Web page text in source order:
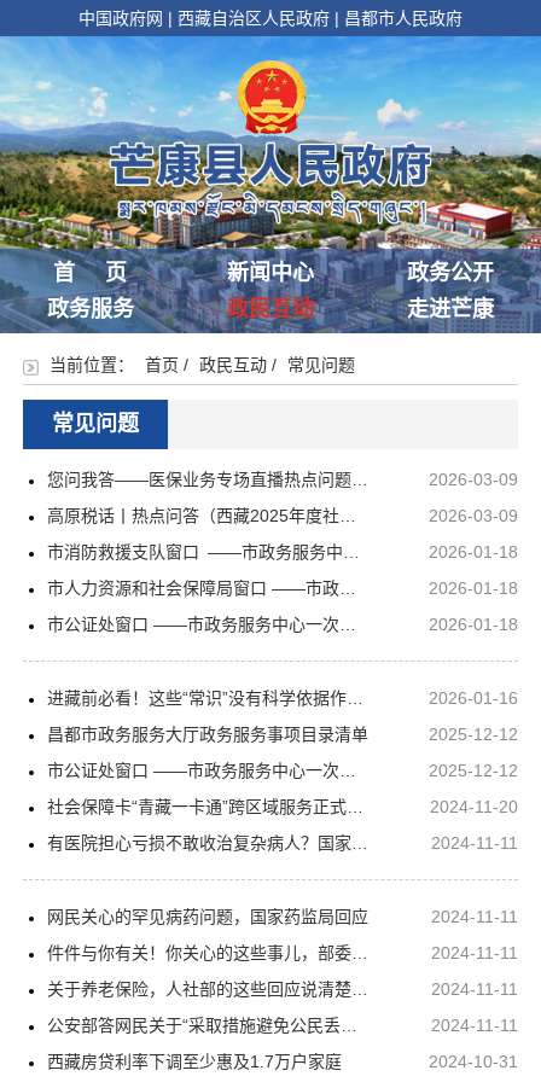
中国政府网 | 西藏自治区人民政府 | 昌都市人民政府
首 页 新闻中心
政务公开
政务服务
政民互动 走进芒康
当前位置： 首页 / 政民互动/ 常见问题
常见问题
您问我答——医保业务专场直播热点问题答疑
2026-03-09
高原税话丨热点问答（西藏2025年度社保费缴费相关问题）
2026-03-09
市消防救援支队窗口 ——市政务服务中心一次性告知单
2026-01-18
市人力资源和社会保障局窗口 ——市政务服务中心一次性告知单
2026-01-18
市公证处窗口 ——市政务服务中心一次性告知单
2026-01-18
进藏前必看！这些“常识”没有科学依据作为热门旅游目的地，西藏每年都吸引着大量游客。然而，不少游客在进藏之前都十分担心，来到西藏会有高原反应吗？
2026-01-16
昌都市政务服务大厅政务服务事项目录清单
2025-12-12
市公证处窗口 ——市政务服务中心一次性告知单
2025-12-12
社会保障卡“青藏一卡通”跨区域服务正式开通
2024-11-20
有医院担心亏损不敢收治复杂病人？国家医保局回应“付费改革”
2024-11-11
网民关心的罕见病药问题，国家药监局回应
2024-11-11
件件与你有关！你关心的这些事儿，部委回应了！
2024-11-11
关于养老保险，人社部的这些回应说清楚了！
2024-11-11
公安部答网民关于“采取措施避免公民丢失的身份证被用于不法活动”的留言
2024-11-11
西藏房贷利率下调至少惠及1.7万户家庭
2024-10-31